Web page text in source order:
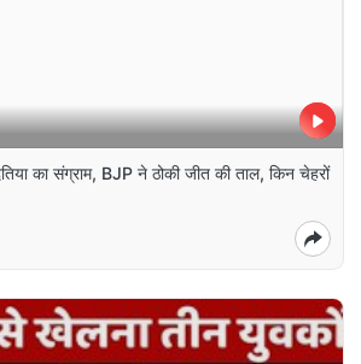
का संग्राम, BJP ने ठोकी जीत की ताल, किन चेहरों